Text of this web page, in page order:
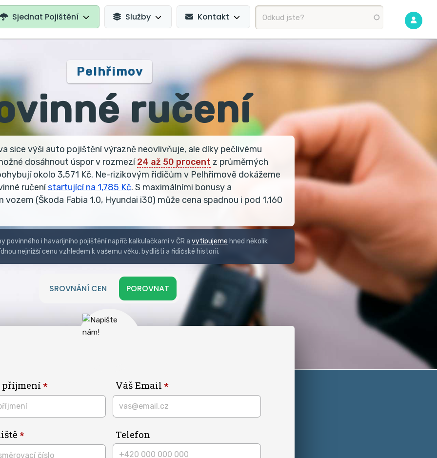
Sjednat Pojištění Služby Kontakt
Pelhřimov
ručení
sice výši auto pojištění výrazně neovlivňuje, ale díky pečlivému
dosáhnout úspor v rozmezí24 až 50 procent z průměrných
okolo 3,571 Kč. Ne-rizikovým řidičům v Pelhřimově dokážeme
ručenístartující na 1,785 Kč. S maximálními bonusy a
(Škoda Fabia 1.0, Hyundai i30) může cena spadnou i pod 1,160
povinného i havarijního pojištění napříč kalkulačkami v ČR a vytipujeme hned několik
nejnižší cenu vzhledem k vašemu věku, bydlišti a řidičské historii.
SROVNÁNÍ CEN POROVNAT
příjmení Váš Email
Telefon